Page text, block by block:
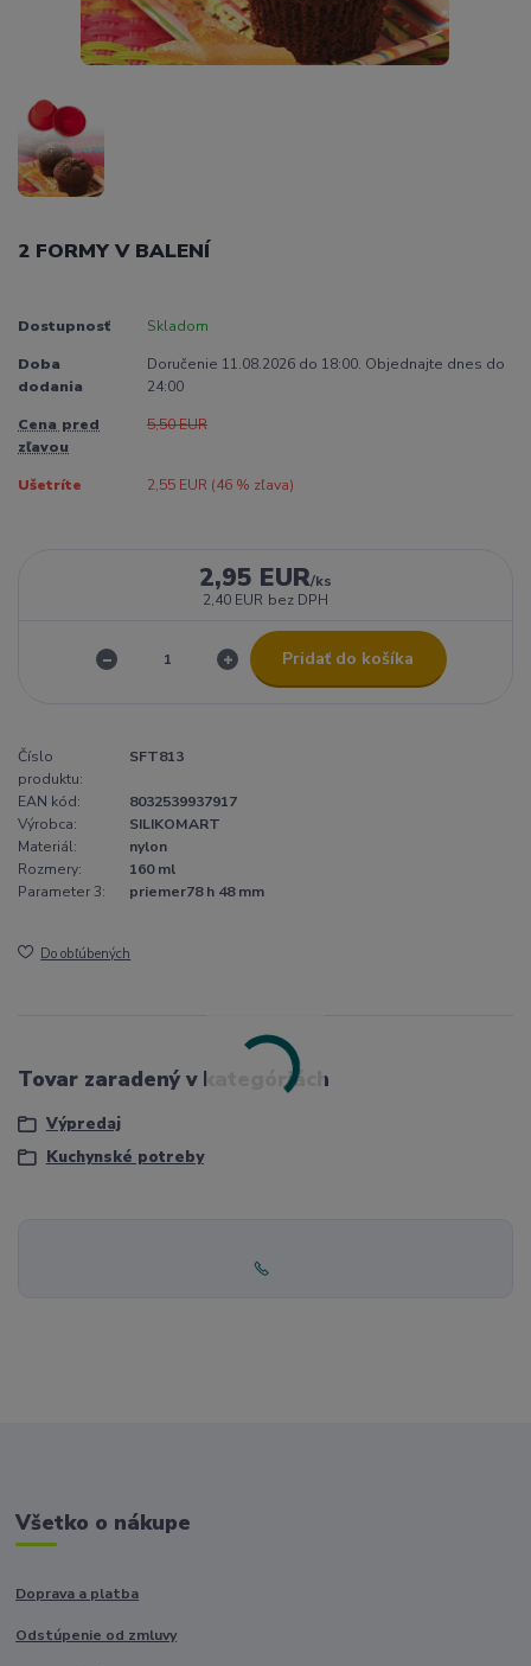
2 FORMY V BALENÍ
Dostupnosť Skladom
Doba
dodania
Doručenie 11.08.2026 do 18:00. Objednajte dnes do
24:00
Cena pred
zľavou
5,50 EUR
Ušetríte 2,55 EUR (46% zľava)
2,95 EUR/ks
2,40 EUR bez DPH
Pridať do košíka
Číslo
produktu:
SFT813
EAN kód:
8032539937917
Výrobca:
SILIKOMART
Materiál:
nylon
Rozmery:
160 ml
Parameter 3:
priemer78 h 48 mm
Do obľúbených
Tovar zaradený v kategóriách
Výpredaj
Kuchynské potreby
Všetko o nákupe
Doprava a platba
Odstúpenie od zmluvy